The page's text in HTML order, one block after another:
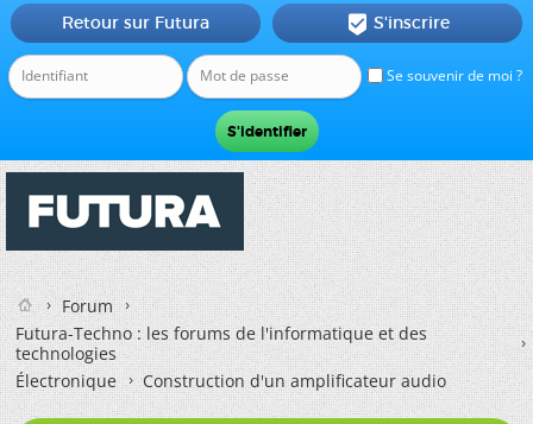
Se souvenir de moi ?
Retour sur Futura  S'inscrire
Forum
Futura-Techno : les forums de l'informatique et des
technologies
Électronique
Construction d'un amplificateur audio